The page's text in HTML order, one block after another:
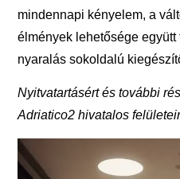
mindennapi kényelem, a
élmények lehetősége
nyaralás sokoldalú
Nyitvatartásért és további
Adriatico2 hivatalos